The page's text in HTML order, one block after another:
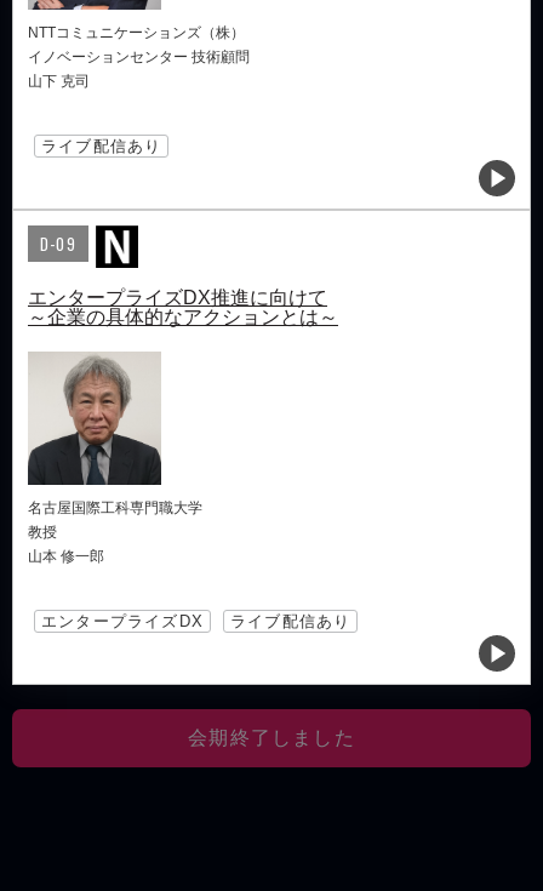
NTTコミュニケーションズ（株）
イノベーションセンター 技術顧問
山下 克司
ライブ配信あり
D-09
エンタープライズDX推進に向けて
～企業の具体的なアクションとは～
名古屋国際工科専門職大学
教授
山本 修一郎
エンタープライズDX ライブ配信あり
会期終了しました